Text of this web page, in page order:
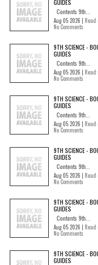
GUIDES
Contents 9th...
Aug 05 2026 | Read
No Comments
9TH SCIENCE -
GUIDES
Contents 9th...
Aug 05 2026 | Read
No Comments
9TH SCIENCE -
GUIDES
Contents 9th...
Aug 05 2026 | Read
No Comments
9TH SCIENCE -
GUIDES
Contents 9th...
Aug 05 2026 | Read
No Comments
9TH SCIENCE -
GUIDES
Contents 9th...
Aug 05 2026 | Read
No Comments
9TH SCIENCE -
GUIDES